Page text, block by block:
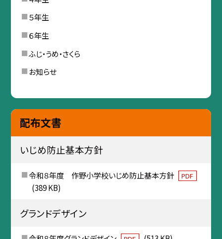
５年生
６年生
ふじ・うめ・さくら
お知らせ
配布文書
いじめ防止基本方針
令和８年度 作野小学校いじめ防止基本方針 PDF
(389 KB)
グランドデザイン